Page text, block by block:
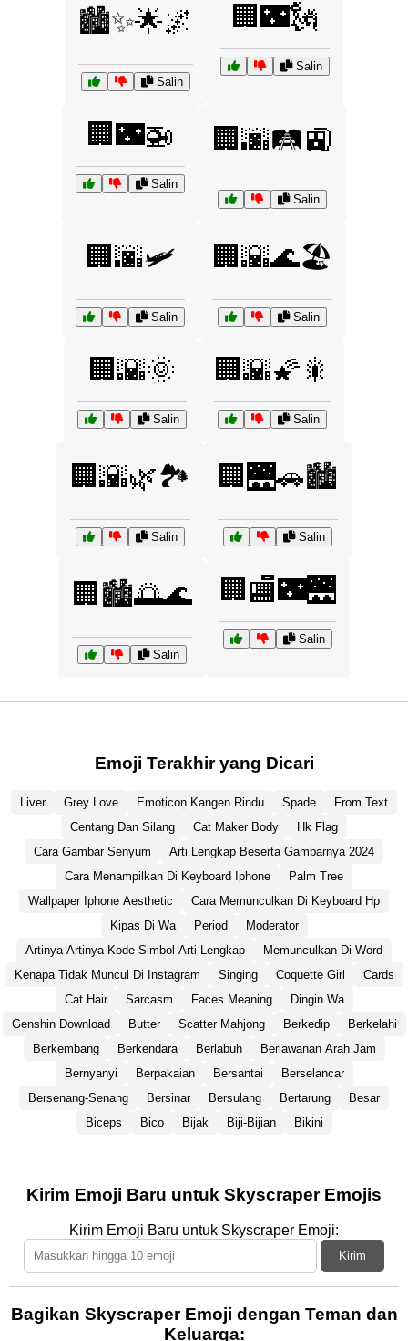
🏙️✨🌟🌌
Salin
🏢🌃🗽
Salin
🏢🌃🚁
Salin
🏢🌆🛤️🚉
Salin
🏢🌆🛩️
Salin
🏢🌇🌊🏖️
Salin
🏢🌇🌞
Salin
🏢🌇🌠🎇
Salin
🏢🌇🌿🏞️
Salin
🏢🌉🚗🏙️
Salin
🏢🏙️🌅🌊
Salin
🏢🏬🌃🌉
Salin
Emoji Terakhir yang Dicari
Liver Grey Love Emoticon Kangen Rindu Spade
From Text
Centang Dan Silang
Cat Maker Body
Hk Flag
Cara Gambar Senyum
Arti Lengkap Beserta Gambarnya 2024
Cara Menampilkan Di Keyboard Iphone
Palm Tree
Wallpaper Iphone Aesthetic
Cara Memunculkan Di Keyboard Hp
Kipas Di Wa
Period
Moderator
Artinya Artinya Kode Simbol Arti Lengkap
Memunculkan Di Word
Kenapa Tidak Muncul Di Instagram
Singing Coquette Girl
Cards
Cat Hair
Sarcasm Faces Meaning
Dingin Wa
Genshin Download
Butter Scatter Mahjong Berkedip
Berkelahi
Berkembang
Berkendara Berlabuh
Berlawanan Arah Jam
Bernyanyi
Berpakaian Bersantai
Berselancar
Bersenang-Senang
Bersinar Bersulang Bertarung
Besar
Biceps
Bico Bijak Biji-Bijian Bikini
Kirim Emoji Baru untuk Skyscraper Emojis
Kirim Emoji Baru untuk Skyscraper Emoji:
Kirim
Bagikan Skyscraper Emoji dengan Teman dan
Keluarga: